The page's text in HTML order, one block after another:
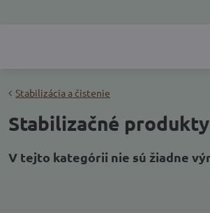
Stabilizácia a čistenie
Stabilizačné produkty